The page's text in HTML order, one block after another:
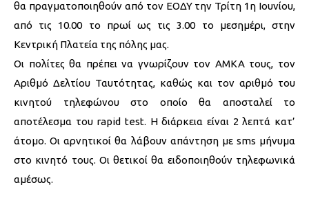
θα πραγματοποιηθούν από τον ΕΟΔΥ την Τρίτη 1η Ιουνίου,
από τις 10.00 το πρωί ως τις 3.00 το μεσημέρι, στην
Κεντρική Πλατεία της πόλης μας.
Οι πολίτες θα πρέπει να γνωρίζουν τον ΑΜΚΑ τους, τον
Αριθμό Δελτίου Ταυτότητας, καθώς και τον αριθμό του
κινητού τηλεφώνου στο οποίο θα αποσταλεί το
αποτέλεσμα του rapid test. Η διάρκεια είναι 2 λεπτά κατ’
άτομο. Οι αρνητικοί θα λάβουν απάντηση με sms μήνυμα
στο κινητό τους. Οι θετικοί θα ειδοποιηθούν τηλεφωνικά
αμέσως.